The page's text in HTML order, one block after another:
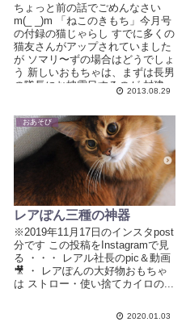
ちょっと前の話でごめんなさい
m(_ _)m 「ねこのきもち」今月号
の付録の猫じゃらし すでに多くの
猫友さんがアップされていました
が ソマリ〜ずの場合はどうでしょ
う 新しいおもちゃは、まずは長男
の隊長にお披露目するのが 封建...
2013.08.29
おあそび
レアぽん三種の神器
※2019年11月17日のインスタpost
分です この投稿をInstagramで見
る ・・・ レアル社長のpic＆動画
🎥 ・ レアぽんの大好物おもちゃ
は ストロー・使い捨てカイロの...
2020.01.03